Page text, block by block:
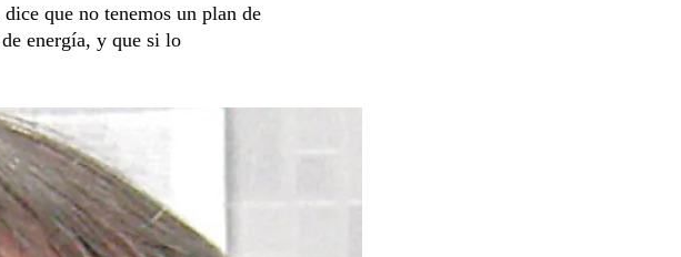
que no tenemos un plan de
energía, y que si lo